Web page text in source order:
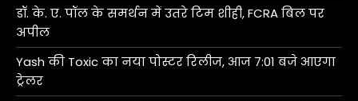
डॉ. के. ए. पॉल के समर्थन में उतरे टिम शीही, FCRA बिल पर
अपील
Yash की Toxic का नया पोस्टर रिलीज, आज 7:01 बजे आएगा
ट्रेलर